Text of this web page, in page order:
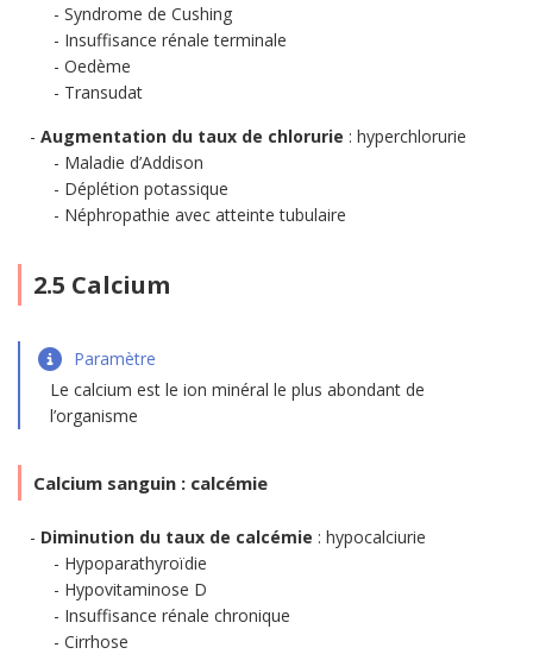
Syndrome de Cushing
Insuffisance rénale terminale
Oedème
Transudat
Augmentation du taux de chlorurie : hyperchlorurie
Maladie d’Addison
Déplétion potassique
Néphropathie avec atteinte tubulaire
2.5 Calcium
Paramètre
Le calcium est le ion minéral le plus abondant de
l’organisme
Calcium sanguin : calcémie
Diminution du taux de calcémie : hypocalciurie
Hypoparathyroïdie
Hypovitaminose D
Insuffisance rénale chronique
Cirrhose